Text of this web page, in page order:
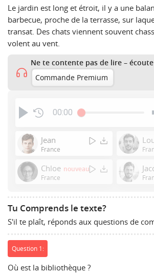
Le jardin est long et étroit, il y a une
barbecue, proche de la terrasse, sur
transat. Des chats viennent souvent
volent au vent.
Ne te contente pas de lire –
Commande Premium
00:00
Jean
France
Chloe nouveau
France
Tu Comprends le texte?
S'il te plaît, réponds aux questions de
Question 1:
Où est la bibliothèque ?